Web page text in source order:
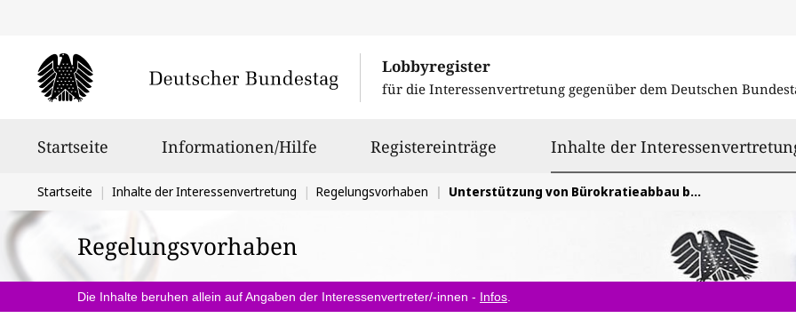
Lobbyregister
für die Interessenvertretung gegenüber dem Deutschen
Startseite Informationen/Hilfe Registereinträge Inhalte der
Sie
befinden
sich
hier:
Startseite Inhalte der Interessenvertretung Regelungsvorhaben Unterstützung von Bürokratieabbau bei CSDDD/CSRD durch Nachhaltigkeits-Omnibus zur Sicherung der Wettbewerbsfähigkeit der Industrie
Regelungsvorhaben
Die Inhalte beruhen allein auf Angaben der Interessenvertreter/-innen - Infos